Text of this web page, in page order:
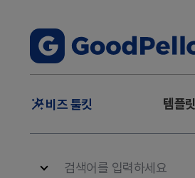
주
뉴
비즈 툴킷 템플릿